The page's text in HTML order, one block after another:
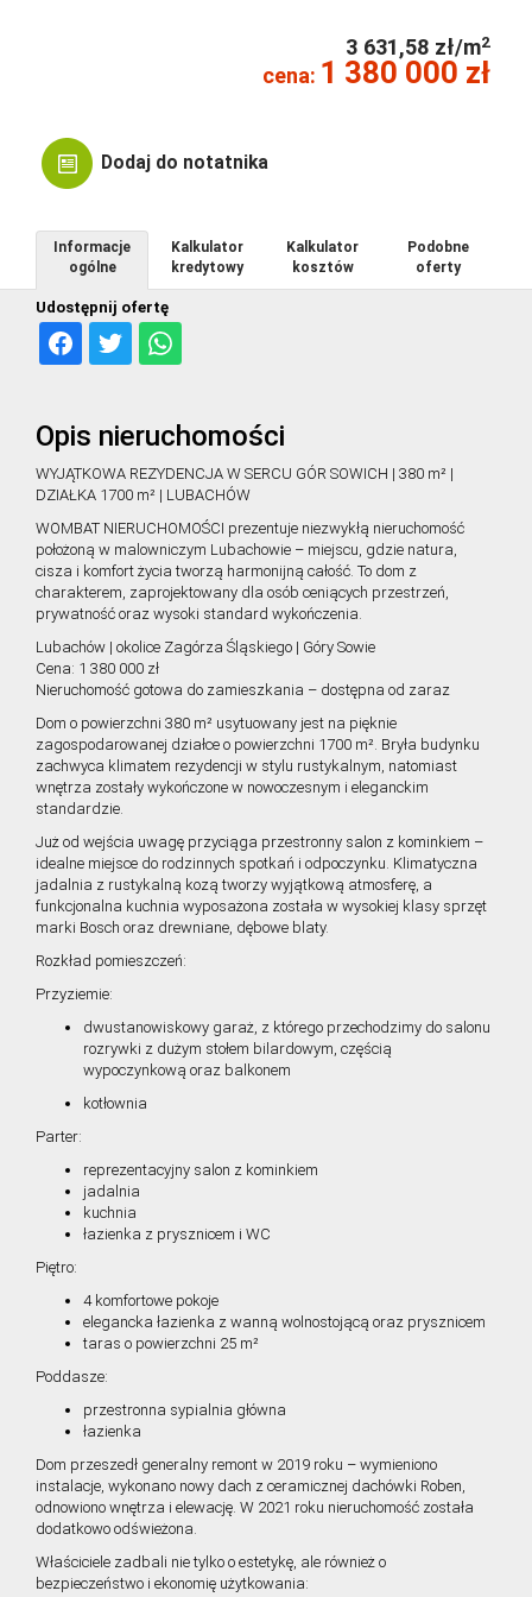
3 631,58 zł/m2
cena: 1 380 000 zł
Dodaj do notatnika
Udostępnij ofertę
Informacje
ogólne
Kalkulator
kredytowy
Kalkulator
kosztów
Podobne
oferty
Opis nieruchomości
WYJĄTKOWA REZYDENCJA W SERCU GÓR SOWICH | 380 m² |
DZIAŁKA 1700 m² | LUBACHÓW
WOMBAT NIERUCHOMOŚCI prezentuje niezwykłą nieruchomość
położoną w malowniczym Lubachowie – miejscu, gdzie natura,
cisza i komfort życia tworzą harmonijną całość. To dom z
charakterem, zaprojektowany dla osób ceniących przestrzeń,
prywatność oraz wysoki standard wykończenia.
Lubachów | okolice Zagórza Śląskiego | Góry Sowie
Cena: 1 380 000 zł
Nieruchomość gotowa do zamieszkania – dostępna od zaraz
Dom o powierzchni 380 m² usytuowany jest na pięknie
zagospodarowanej działce o powierzchni 1700 m². Bryła budynku
zachwyca klimatem rezydencji w stylu rustykalnym, natomiast
wnętrza zostały wykończone w nowoczesnym i eleganckim
standardzie.
Już od wejścia uwagę przyciąga przestronny salon z kominkiem –
idealne miejsce do rodzinnych spotkań i odpoczynku. Klimatyczna
jadalnia z rustykalną kozą tworzy wyjątkową atmosferę, a
funkcjonalna kuchnia wyposażona została w wysokiej klasy sprzęt
marki Bosch oraz drewniane, dębowe blaty.
Rozkład pomieszczeń:
Przyziemie:
dwustanowiskowy garaż, z którego przechodzimy do salonu
rozrywki z dużym stołem bilardowym, częścią
wypoczynkową oraz balkonem
kotłownia
Parter:
reprezentacyjny salon z kominkiem
jadalnia
kuchnia
łazienka z prysznicem i WC
Piętro:
4 komfortowe pokoje
elegancka łazienka z wanną wolnostojącą oraz prysznicem
taras o powierzchni 25 m²
Poddasze:
przestronna sypialnia główna
łazienka
Dom przeszedł generalny remont w 2019 roku – wymieniono
instalacje, wykonano nowy dach z ceramicznej dachówki Roben,
odnowiono wnętrza i elewację. W 2021 roku nieruchomość została
dodatkowo odświeżona.
Właściciele zadbali nie tylko o estetykę, ale również o
bezpieczeństwo i ekonomię użytkowania: